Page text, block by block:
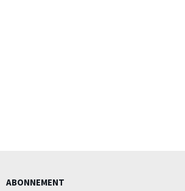
ABONNEMENT